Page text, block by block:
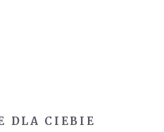
DLA CIEBIE